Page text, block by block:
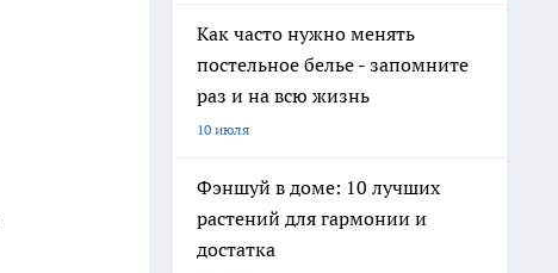
Как часто нужно менять
постельное белье - запомните
раз и на всю жизнь
10 июля
Фэншуй в доме: 10 лучших
растений для гармонии и
достатка